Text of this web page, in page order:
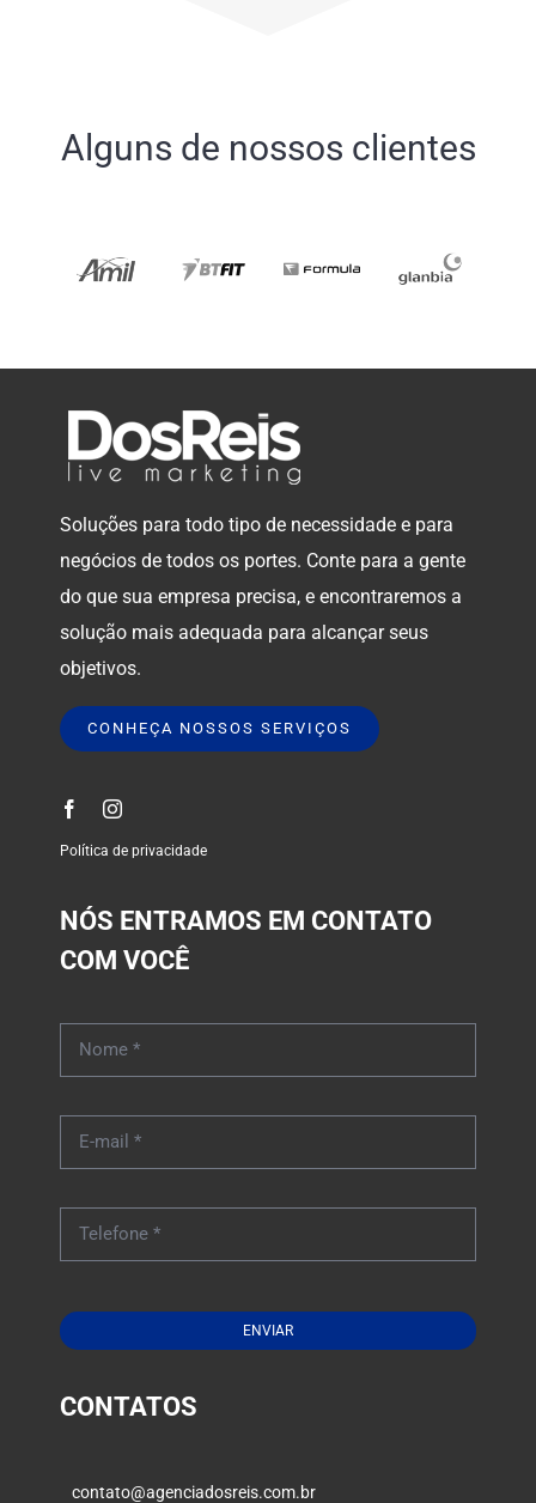
Alguns de nossos clientes
Soluções para todo tipo de necessidade e para
negócios de todos os portes. Conte para a gente
do que sua empresa precisa, e encontraremos a
solução mais adequada para alcançar seus
objetivos.
CONHEÇA NOSSOS SERVIÇOS
Política de privacidade
NÓS ENTRAMOS EM CONTATO
COM VOCÊ
ENVIAR
CONTATOS
contato@agenciadosreis.com.br